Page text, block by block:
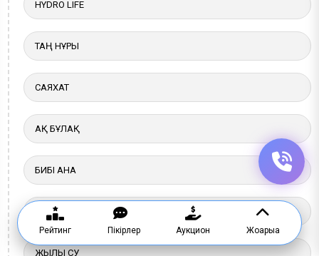
HYDRO LIFE
ТАҢ НҰРЫ
САЯХАТ
АҚ БҰЛАҚ
БИБІ АНА
ЖЕТІСУ
ЖЫЛЫ СУ
Рейтинг Пікірлер Аукцион Жоғарыға